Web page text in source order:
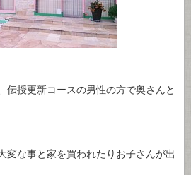
伝授更新コースの男性の方で奥さんと
変な事と家を買われたりお子さんが出